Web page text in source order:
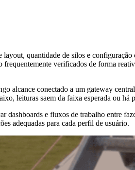
quantidade de silos e
verificados de forma
alcance conectado a um gateway
leituras saem da faixa esperada ou
e fluxos de trabalho entre
adequadas para cada perfil de usuário.